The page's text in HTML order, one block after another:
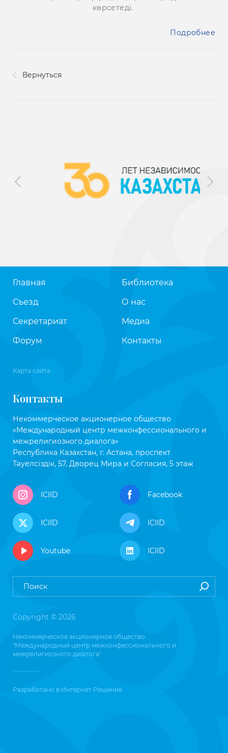
көрсетеді.
Подробнее
Вернуться
Главная
Съезд
Секретариат
Форум
Библиотека
О нас
Медиа
Контакты
Карта сайта
Контакты
Некоммерческое акционерное общество
«Международный центр межконфессионального и
межрелигиозного диалога»
Республика Казахстан, г. Астана, проспект
Тәуелсіздік, 57, Дворец Мира и Согласия, 5 этаж
ICIID Facebook
ICIID ICIID
Youtube ICIID
Copyright © 2026
Некоммерческое акционерное общество
"Международный центр межконфессионального и
межрелигиозного диалога"
Разработано в Интернет Решения